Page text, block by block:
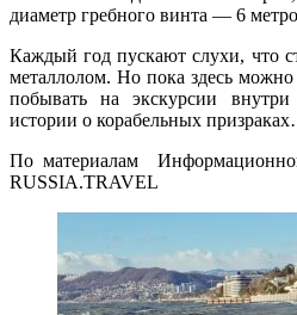
диаметр гребного винта — 6
Каждый год пускают слухи, что
металлолом. Но пока здесь
побывать на экскурсии
истории о корабельных
По материалам
RUSSIA.TRAVEL